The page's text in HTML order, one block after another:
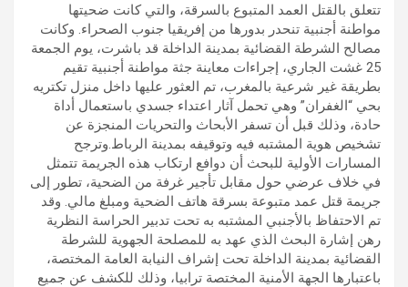
تتعلق بالقتل العمد المتبوع بالسرقة، والتي كانت ضحيتها
مواطنة أجنبية تنحدر بدورها من إفريقيا جنوب الصحراء. وكانت
مصالح الشرطة القضائية بمدينة الداخلة قد باشرت، يوم الجمعة
25 غشت الجاري، إجراءات معاينة جثة مواطنة أجنبية تقيم
بطريقة غير شرعية بالمغرب، تم العثور عليها داخل منزل تكتريه
بحي “الغفران” وهي تحمل آثار اعتداء جسدي باستعمال أداة
حادة، وذلك قبل أن تسفر الأبحاث والتحريات المنجزة عن
تشخيص هوية المشتبه فيه وتوقيفه بمدينة الرباط.وترجح
المسارات الأولية للبحث أن دوافع ارتكاب هذه الجريمة تتمثل
في خلاف عرضي حول مقابل تأجير غرفة من الضحية، تطور إلى
جريمة قتل عمد متبوعة بسرقة هاتف الضحية ومبلغ مالي. وقد
تم الاحتفاظ بالأجنبي المشتبه به تحت تدبير الحراسة النظرية
رهن إشارة البحث الذي عهد به للمصلحة الجهوية للشرطة
القضائية بمدينة الداخلة تحت إشراف النيابة العامة المختصة،
باعتبارها الجهة الأمنية المختصة ترابيا، وذلك للكشف عن جميع